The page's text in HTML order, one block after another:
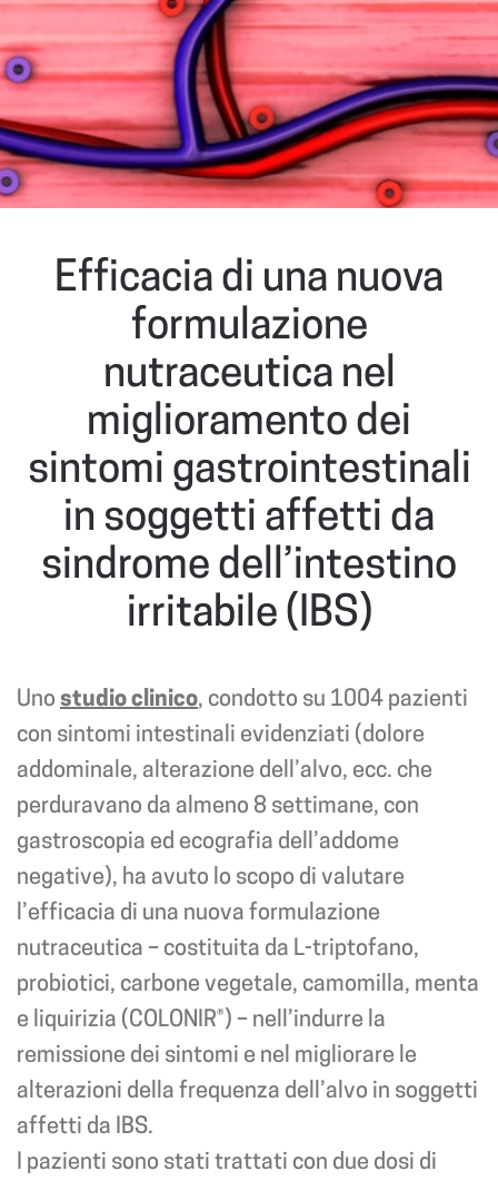
Efficacia di una nuova
formulazione
nutraceutica nel
miglioramento dei
sintomi gastrointestinali
in soggetti affetti da
sindrome dell’intestino
irritabile (IBS)
Uno studio clinico, condotto su 1004 pazienti
con sintomi intestinali evidenziati (dolore
addominale, alterazione dell’alvo, ecc. che
perduravano da almeno 8 settimane, con
gastroscopia ed ecografia dell’addome
negative), ha avuto lo scopo di valutare
l’efficacia di una nuova formulazione
nutraceutica – costituita da L-triptofano,
probiotici, carbone vegetale, camomilla, menta
e liquirizia (COLONIR®) – nell’indurre la
remissione dei sintomi e nel migliorare le
alterazioni della frequenza dell’alvo in soggetti
affetti da IBS.
I pazienti sono stati trattati con due dosi di